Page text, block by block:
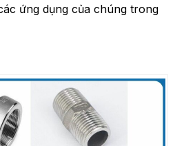
ứng dụng của chúng trong